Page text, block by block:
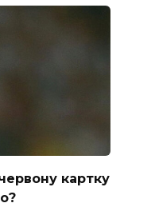
картку